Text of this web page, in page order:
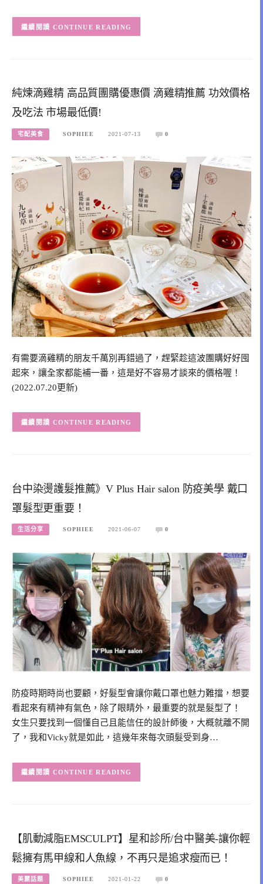
CONTINUE READING
純煉滴雞精 高品質團購優惠價 滴雞精推薦 功效價格
及吃法 市場最低價!
宅配美食 SOPHIEE 2021-07-13 0
有需要滴雞精的朋友千萬別再錯過了，趕緊趁這波團購好好囤
起來，讓全家都能補一番，這是好不容易才談來的價格喔！
(2022.07.20更新)
CONTINUE READING
台中染燙護髮推薦》V Plus Hair salon 防疫美學 戴口
罩髮型更重要！
生活分享 SOPHIEE 2021-06-07 0
防疫時期時尚也要顧，好髮型會讓你戴口罩也魅力難擋，想要
看起來有精神有氣色，除了眼睛外，最重要的就是髮型了！
女生只要找到一個懂自己且能信任的設計師後，大概就離不開
了，我和Vicky就是如此，這幾年來每次頭髮受到身…
CONTINUE READING
【肌動減脂EMSCULPT】星和診所/台中醫美-讓你輕
鬆擁有馬甲線和人魚線，不再只是追求瘦而已！
美麗話題 SOPHIEE 2021-01-22 0